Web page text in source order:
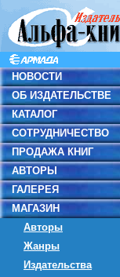
НОВОСТИ
ОБ ИЗДАТЕЛЬСТВЕ
КАТАЛОГ
СОТРУДНИЧЕСТВО
ПРОДАЖА КНИГ
АВТОРЫ
ГАЛЕРЕЯ
МАГАЗИН
Авторы
Жанры
Издательства